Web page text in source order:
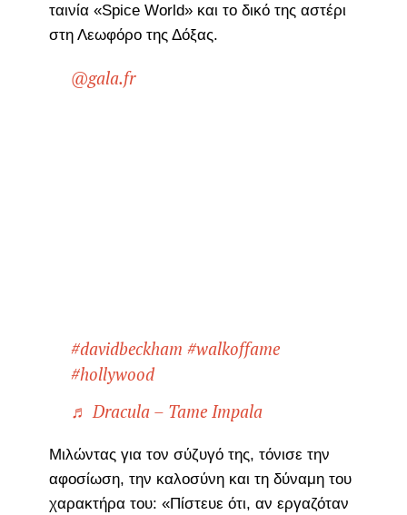
ταινία «Spice World» και το δικό της αστέρι
στη Λεωφόρο της Δόξας.
@gala.fr
#davidbeckham #walkoffame
#hollywood
♬ Dracula – Tame Impala
Μιλώντας για τον σύζυγό της, τόνισε την
αφοσίωση, την καλοσύνη και τη δύναμη του
χαρακτήρα του: «Πίστευε ότι, αν εργαζόταν